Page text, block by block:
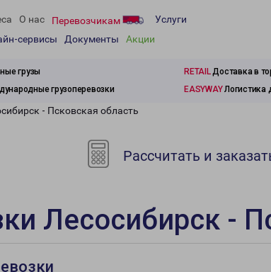
О нас Перевозчикам
Услуги
сервисы
Документы Акции
грузы RETAILДоставка в
грузоперевозки EASYWAYЛогистика
- Псковская область
Рассчитать и
Лесосибирск -